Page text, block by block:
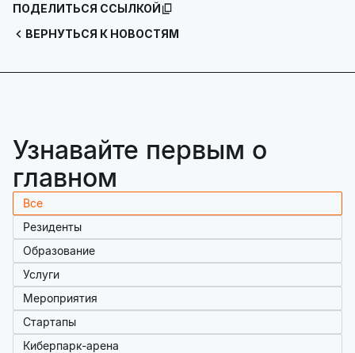
ВЕРНУТЬСЯ К НОВОСТЯМ
ПОДЕЛИТЬСЯ ССЫЛКОЙ
Узнавайте первым о
главном
Все
Резиденты
Образование
Услуги
Мероприятия
Стартапы
Киберпарк-арена